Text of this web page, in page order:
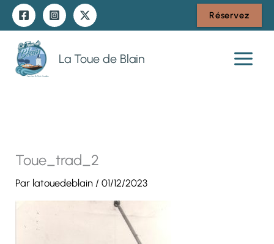
Aller
contenu
Réservez
La Toue de Blain
Toue_trad_2
Par latouedeblain /01/12/2023